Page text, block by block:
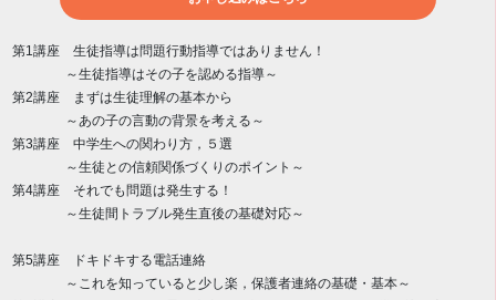
第1講座 生徒指導は問題行動指導ではありません！
～生徒指導はその子を認める指導～
第2講座 まずは生徒理解の基本から
～あの子の言動の背景を考える～
第3講座 中学生への関わり方，５選
～生徒との信頼関係づくりのポイント～
第4講座 それでも問題は発生する！
～生徒間トラブル発生直後の基礎対応～
第5講座 ドキドキする電話連絡
～これを知っていると少し楽，保護者連絡の基礎・基本～